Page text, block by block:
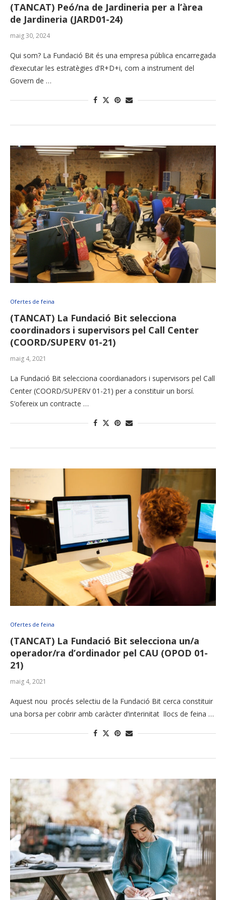
(TANCAT) Peó/na de Jardineria per a l’àrea
de Jardineria (JARD01-24)
maig 30, 2024
Qui som? La Fundació Bit és una empresa pública encarregada
d’executar les estratègies d’R+D+i, com a instrument del
Govern de …
Ofertes de feina
(TANCAT) La Fundació Bit selecciona
coordinadors i supervisors pel Call Center
(COORD/SUPERV 01-21)
maig 4, 2021
La Fundació Bit selecciona coordianadors i supervisors pel Call
Center (COORD/SUPERV 01-21) per a constituir un borsí.
S’ofereix un contracte …
Ofertes de feina
(TANCAT) La Fundació Bit selecciona un/a
operador/ra d’ordinador pel CAU (OPOD 01-
21)
maig 4, 2021
Aquest nou procés selectiu de la Fundació Bit cerca constituir
una borsa per cobrir amb caràcter d’interinitat llocs de feina …